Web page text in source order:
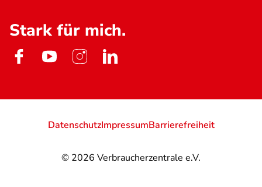
Stark für mich.
© 2026 Verbraucherzentrale e.V.
DatenschutzImpressumBarrierefreiheit